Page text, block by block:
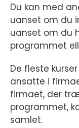
Du kan med
uanset om du
uanset om du
programmet
De fleste
ansatte i
firmaet, der
programmet,
samlet.